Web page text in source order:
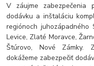
V záujme zabezpečenia
dodávku a inštaláciu
regiónoch juhozápadného
Levice, Zlaté Moravce,
Štúrovo, Nové Zámky.
dokážeme zabezpečiť